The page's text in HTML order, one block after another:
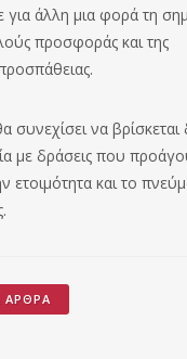
για άλλη μια φορά τη
προσφοράς και της
να βρίσκεται
με δράσεις που
ετοιμότητα και το
ΆΡΘΡΑ